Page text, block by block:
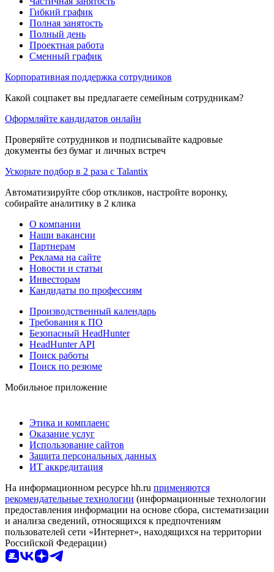
Гибкий график
Полная занятость
Полный день
Проектная работа
Сменный график
Корпоративная поддержка сотрудников
Какой соцпакет вы предлагаете семейным сотрудникам?
Оформляйте кандидатов онлайн
Проверяйте сотрудников и подписывайте кадровые
документы без бумаг и личных встреч
Ускорьте подбор в 2 раза с Talantix
Автоматизируйте сбор откликов, настройте воронку,
собирайте аналитику в 2 клика
О компании
Наши вакансии
Партнерам
Реклама на сайте
Новости и статьи
Инвесторам
Кандидаты по профессиям
Производственный календарь
Требования к ПО
Безопасный HeadHunter
HeadHunter API
Поиск работы
Поиск по резюме
Мобильное приложение
Этика и комплаенс
Оказание услуг
Использование сайтов
Защита персональных данных
ИТ аккредитация
На информационном ресурсе hh.ru применяются
рекомендательные технологии (информационные технологии
предоставления информации на основе сбора, систематизации
и анализа сведений, относящихся к предпочтениям
пользователей сети «Интернет», находящихся на территории
Российской Федерации)